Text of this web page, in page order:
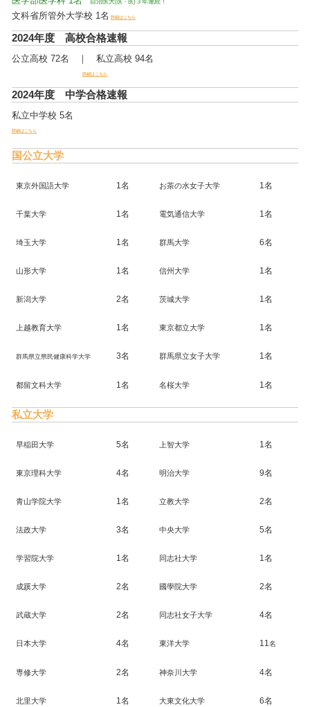
(医・医)
文科省所管外大学校 1名 詳細はこちら
2024年度 高校合格速報
公立高校 72名 ｜ 私立高校 94名
詳細はこちら
2024年度 中学合格速報
私立中学校 5名
詳細はこちら
国公立大学
東京外国語大学 1名 お茶の水女子大学 1名
千葉大学 1名 電気通信大学 1名
埼玉大学 1名 群馬大学 6名
山形大学 1名 信州大学 1名
新潟大学 2名 茨城大学 1名
上越教育大学 1名 東京都立大学 1名
群馬県立県民健康科学大学 3名 群馬県立女子大学 1名
都留文科大学 1名 名桜大学 1名
私立大学
早稲田大学 5名 上智大学 1名
東京理科大学 4名 明治大学 9名
青山学院大学 1名 立教大学 2名
法政大学 3名 中央大学 5名
学習院大学 1名 同志社大学 1名
成蹊大学 2名 國學院大学 2名
武蔵大学 2名 同志社女子大学 4名
日本大学 4名 東洋大学 11名
専修大学 2名 神奈川大学 4名
北里大学 1名 大東文化大学 6名